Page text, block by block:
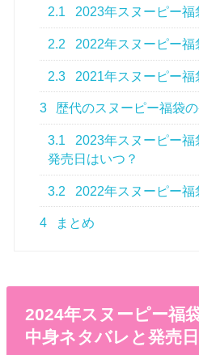
2.1 2023年スヌーピー福
2.2 2022年スヌーピー福
2.3 2021年スヌーピー福
3 歴代のスヌーピー福袋
3.1
2023年スヌーピー福
発売日はいつ？
3.2 2022年スヌーピー
4 まとめ
2024年スヌーピー福
中身ネタバレと発売